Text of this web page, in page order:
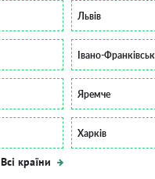
Всі країни
Львів
Івано-Франківськ
Яремче
Харків